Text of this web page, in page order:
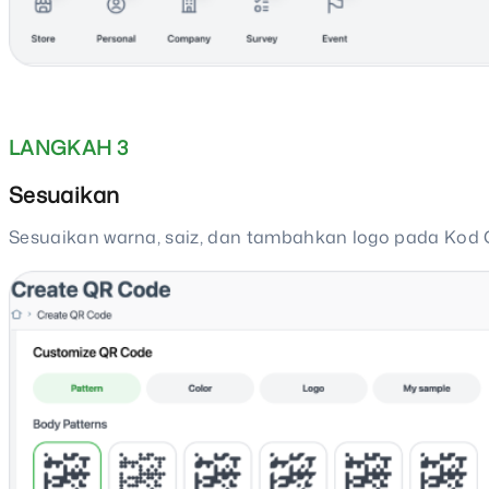
LANGKAH 3
Sesuaikan
Sesuaikan warna, saiz, dan tambahkan logo pada Kod